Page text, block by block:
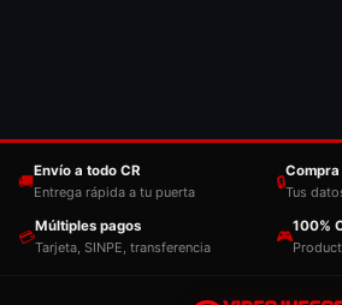
🚚
Envío a todo CR
Entrega rápida a tu puerta
🔒
Tus
💳
Múltiples pagos
Tarjeta, SINPE, transferencia
🎮
100%